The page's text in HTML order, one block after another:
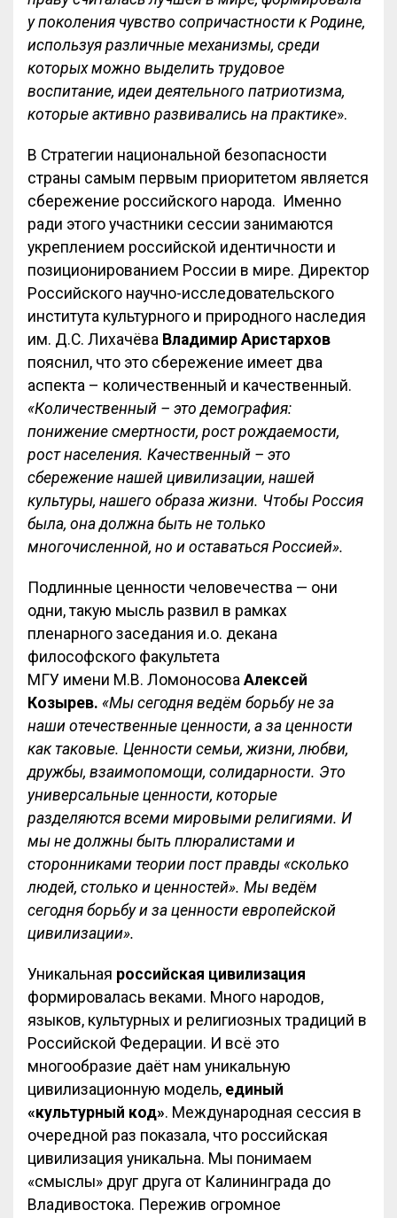
у поколения чувство сопричастности к Родине,
используя различные механизмы, среди
которых можно выделить трудовое
воспитание, идеи деятельного патриотизма,
которые активно развивались на практике».
В Стратегии национальной безопасности
страны самым первым приоритетом является
сбережение российского народа. Именно
ради этого участники сессии занимаются
укреплением российской идентичности и
позиционированием России в мире. Директор
Российского научно-исследовательского
института культурного и природного наследия
им. Д.С. Лихачёва Владимир Аристархов
пояснил, что это сбережение имеет два
аспекта – количественный и качественный.
«Количественный – это демография:
понижение смертности, рост рождаемости,
рост населения. Качественный – это
сбережение нашей цивилизации, нашей
культуры, нашего образа жизни. Чтобы Россия
была, она должна быть не только
многочисленной, но и оставаться Россией».
Подлинные ценности человечества — они
одни, такую мысль развил в рамках
пленарного заседания и.о. декана
философского факультета
МГУ имени М.В. Ломоносова Алексей
Козырев. «Мы сегодня ведём борьбу не за
наши отечественные ценности, а за ценности
как таковые. Ценности семьи, жизни, любви,
дружбы, взаимопомощи, солидарности. Это
универсальные ценности, которые
разделяются всеми мировыми религиями. И
мы не должны быть плюралистами и
сторонниками теории пост правды «сколько
людей, столько и ценностей». Мы ведём
сегодня борьбу и за ценности европейской
цивилизации».
Уникальная российская цивилизация
формировалась веками. Много народов,
языков, культурных и религиозных традиций в
Российской Федерации. И всё это
многообразие даёт нам уникальную
цивилизационную модель, единый
«культурный код». Международная сессия в
очередной раз показала, что российская
цивилизация уникальна. Мы понимаем
«смыслы» друг друга от Калининграда до
Владивостока. Пережив огромное